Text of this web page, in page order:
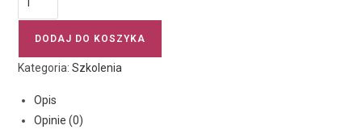
DODAJ DO KOSZYKA
Kategoria:Szkolenia
Opis
Opinie (0)